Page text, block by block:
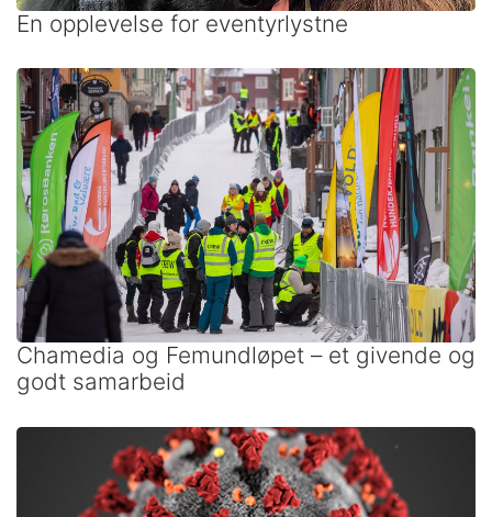
En opplevelse for eventyrlystne
Chamedia og Femundløpet – et givende og
godt samarbeid